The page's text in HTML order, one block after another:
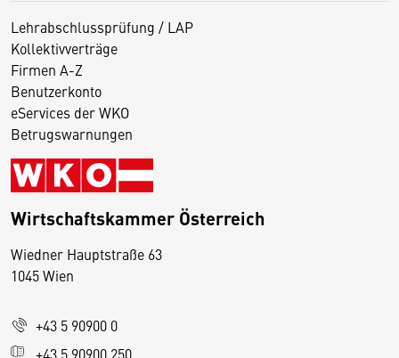
Lehrabschlussprüfung / LAP
Kollektivverträge
Firmen A-Z
Benutzerkonto
eServices der WKO
Betrugswarnungen
Wirtschaftskammer Österreich
Wiedner Hauptstraße 63
1045 Wien
+43 5 90900 0
+43 5 90900 250
D
s